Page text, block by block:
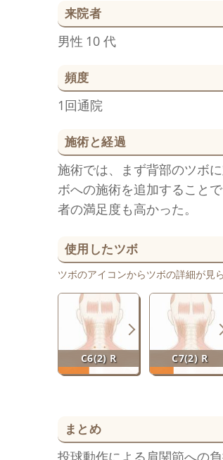
来院者
男性 10 代
頻度
1回通院
施術と経過
施術では、まず背部のツボ
ボへの施術を追加すること
者の満足度も高かった。
使用したツボ
ツボのアイコンからツボの詳細が見
C6(2) R C7(2) R
まとめ
投球動作による肩関節への